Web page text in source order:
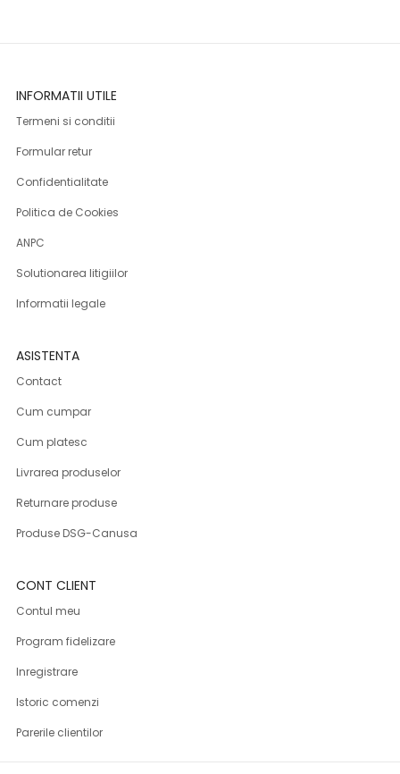
INFORMATII UTILE
Termeni si conditii
Formular retur
Confidentialitate
Politica de Cookies
ANPC
Solutionarea litigiilor
Informatii legale
ASISTENTA
Contact
Cum cumpar
Cum platesc
Livrarea produselor
Returnare produse
Produse DSG-Canusa
CONT CLIENT
Contul meu
Program fidelizare
Inregistrare
Istoric comenzi
Parerile clientilor